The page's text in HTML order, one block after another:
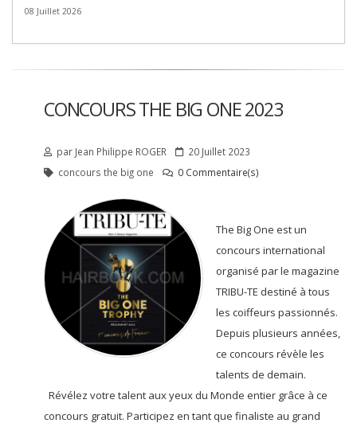
08 Juillet 2026
CONCOURS THE BIG ONE 2023
par Jean Philippe ROGER
20 Juillet 2023
concours the big one
0 Commentaire(s)
The Big One est un
concours international
organisé par le magazine
TRIBU-TE destiné à tous
les coiffeurs passionnés.
Depuis plusieurs années,
ce concours révèle les
talents de demain.
Révélez votre talent aux yeux du Monde entier grâce à ce
concours gratuit. Participez en tant que finaliste au grand